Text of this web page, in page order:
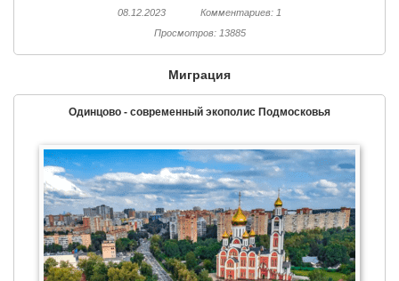
08.12.2023
Комментариев: 1
Просмотров: 13885
Миграция
Одинцово - современный экополис Подмосковья